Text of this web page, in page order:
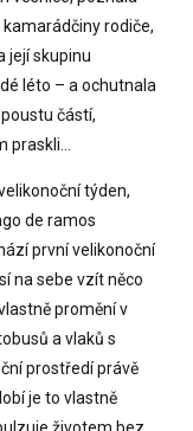
rodiče,
její skupinu
léto – a ochutnala
částí,
praskli…
týden,
de ramos
první velikonoční
na sebe vzít něco
promění v
a vlaků s
prostředí právě
je to vlastně